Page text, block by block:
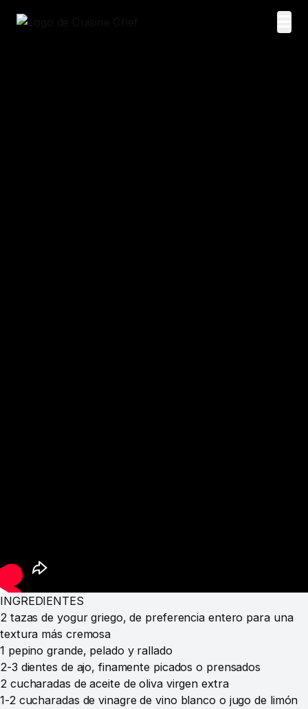
INGREDIENTES
2 tazas de yogur griego, de preferencia entero para una
textura más cremosa
1 pepino grande, pelado y rallado
2-3 dientes de ajo, finamente picados o prensados
2 cucharadas de aceite de oliva virgen extra
1-2 cucharadas de vinagre de vino blanco o jugo de limón